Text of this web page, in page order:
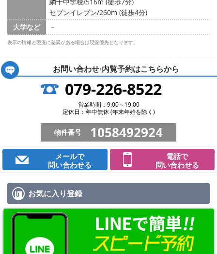
セブンイレブン/260m (徒歩4分)
大学など
－
表示の情報と現況に差異がある場合は現況優先となります。
お問い合わせ·内覧予約はこちらから
079-226-8522
営業時間：9:00～19:00
定休日：年中無休 (年末年始を除く)
物件番号 1058492924
メールで
問い合わせる
電話で
問い合わせる
お気に入り登録